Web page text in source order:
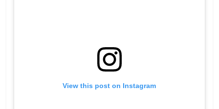
View this post on Instagram